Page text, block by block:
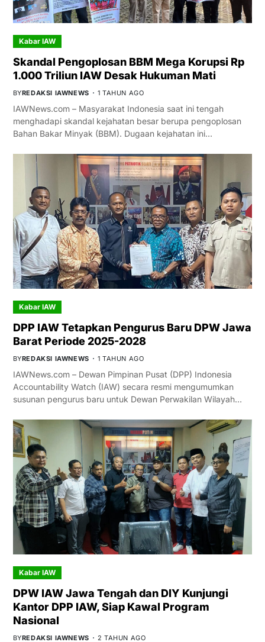
Kabar IAW
Skandal Pengoplosan BBM Mega Korupsi Rp
1.000 Triliun IAW Desak Hukuman Mati
BYREDAKSI IAWNEWS 1 TAHUN AGO
IAWNews.com – Masyarakat Indonesia saat ini tengah
menghadapi skandal kejahatan besar berupa pengoplosan
Bahan Bakar Minyak (BBM). Dugaan kejahatan ini…
Kabar IAW
DPP IAW Tetapkan Pengurus Baru DPW Jawa
Barat Periode 2025-2028
BYREDAKSI IAWNEWS 1 TAHUN AGO
IAWNews.com – Dewan Pimpinan Pusat (DPP) Indonesia
Accountability Watch (IAW) secara resmi mengumumkan
susunan pengurus baru untuk Dewan Perwakilan Wilayah…
Kabar IAW
DPW IAW Jawa Tengah dan DIY Kunjungi
Kantor DPP IAW, Siap Kawal Program
Nasional
BYREDAKSI IAWNEWS 2 TAHUN AGO